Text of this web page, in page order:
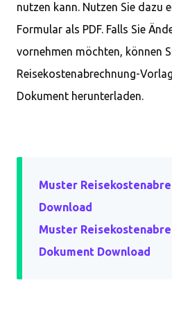
nutzen kann. Nutzen Sie dazu
Formular als PDF. Falls Sie
vornehmen möchten, können
Reisekostenabrechnung-
Dokument herunterladen.
Muster
Download
Muster
Dokument Download